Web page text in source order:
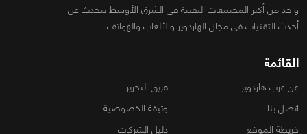
واحد من أكبر المجتمعات التقنية فى الشرق الأوسط تتحدث عن
أحدث التقنيات فى مجال الهاردوير والألعاب والهواتف
القائمة
عن عرب هاردوير
فريق التحرير
اتصل بنا
وثيقة الخصوصية
خريطة الموقع
دليل الشركات